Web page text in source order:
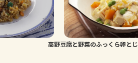
高野豆腐と野菜のふっくら卵とじ